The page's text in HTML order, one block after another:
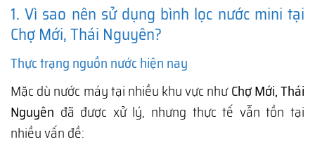
1. Vì sao nên sử dụng bình lọc nước mini tại
Chợ Mới, Thái Nguyên?
Thực trạng nguồn nước hiện nay
Mặc dù nước máy tại nhiều khu vực nhưChợ Mới, Thái
Nguyên đã được xử lý, nhưng thực tế vẫn tồn tại
nhiều vấn đề: